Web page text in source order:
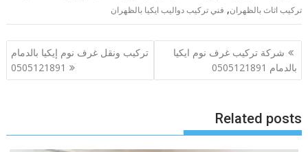
تركيب اثاث بالظهران, فني تركيب دواليب ايكيا بالظهران
تصفّح
المقالات
شركة تركيب غرف نوم ايكيا
بالدمام 0505121891
تركيب ونقل غرف نوم إيكيا بالدمام
0505121891
Related posts